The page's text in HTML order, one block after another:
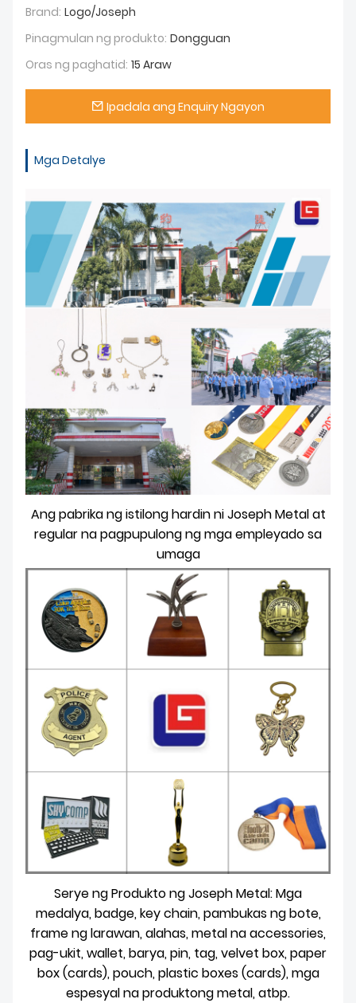
Brand: Logo/Joseph
Pinagmulan ng produkto: Dongguan
Oras ng paghatid: 15 Araw
Ipadala ang Enquiry Ngayon
Mga Detalye
Ang pabrika ng istilong hardin ni Joseph Metal at
regular na pagpupulong ng mga empleyado sa
umaga
Serye ng Produkto ng Joseph Metal: Mga
medalya, badge, key chain, pambukas ng bote,
frame ng larawan, alahas, metal na accessories,
pag-ukit, wallet, barya, pin, tag, velvet box, paper
box (cards), pouch, plastic boxes (cards), mga
espesyal na produktong metal, atbp.